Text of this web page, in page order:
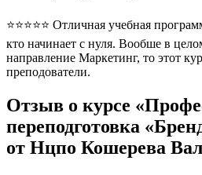
⭐⭐⭐⭐⭐ Отличная учебная
кто начинает с нуля. Вообше в
направление Маркетинг, то этот
преподователи.
Отзыв о курсе
переподготовка
от Нцпо Кошерева